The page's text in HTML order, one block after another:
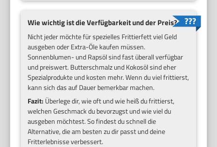
Wie wichtig ist die Verfügbarkeit und der Preis?
Nicht jeder möchte für spezielles Frittierfett viel Geld
ausgeben oder Extra-Öle kaufen müssen.
Sonnenblumen- und Rapsöl sind fast überall verfügbar
und preiswert. Butterschmalz und Kokosöl sind eher
Spezialprodukte und kosten mehr. Wenn du viel frittierst,
kann sich das auf Dauer bemerkbar machen.
Fazit: Überlege dir, wie oft und wie heiß du frittierst,
welchen Geschmack du bevorzugst und wie viel du
ausgeben möchtest. So findest du schnell die
Alternative, die am besten zu dir passt und deine
Fritterlebnisse verbessert.